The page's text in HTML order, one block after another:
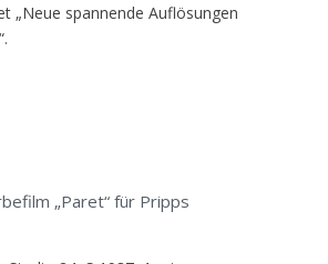
„Neue spannende Auflösungen
„Paret“ für Pripps